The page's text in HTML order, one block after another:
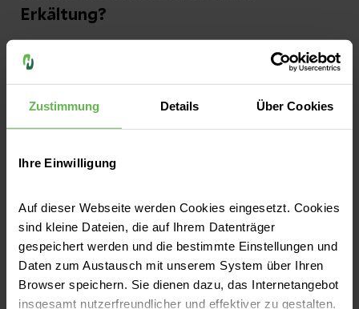
Zustimmung Details Über Cookies
Ihre Einwilligung
Auf dieser Webseite werden Cookies eingesetzt. Cookies
sind kleine Dateien, die auf Ihrem Datenträger
gespeichert werden und die bestimmte Einstellungen und
Daten zum Austausch mit unserem System über Ihren
Browser speichern. Sie dienen dazu, das Internetangebot
insgesamt nutzerfreundlicher und effektiver zu gestalten.
Erkältung?
Herbstzeit ist traditionell Erkältungszeit,
denn Viren haben bei nasskaltem Wetter
Hochsaison. Bei Husten, Schnupfen und Co.
Hühnersuppe wirklich bei Infekten? Kann
zurückholen? Wir stellen die Ratschläge aus
der Hausapotheke auf den Prüfstand.